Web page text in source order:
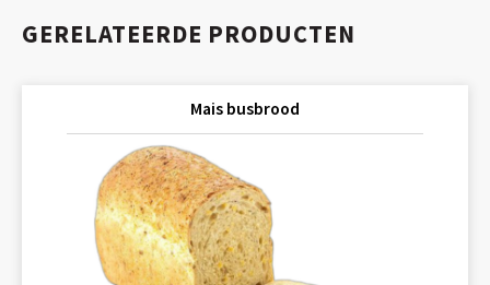
GERELATEERDE PRODUCTEN
Mais busbrood